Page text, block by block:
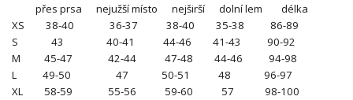
přes prsa nejužší místo nejširší dolní lem délka
XS 38-40 36-37 38-40 35-38 86-89
S 43 40-41 44-46 41-43 90-92
M 45-47 42-44 47-48 44-46 94-98
L 49-50 47 50-51 48 96-97
XL 58-59 55-56 59-60 57 98-100